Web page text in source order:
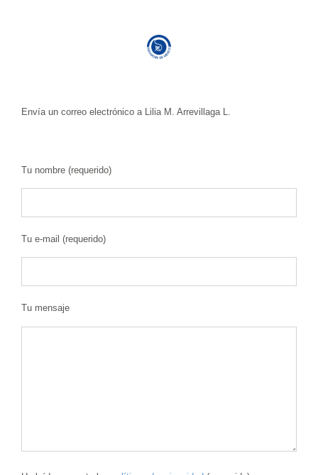
Envía un correo electrónico a Lilia M. Arrevillaga L.
Tu nombre (requerido)
Tu e-mail (requerido)
Tu mensaje